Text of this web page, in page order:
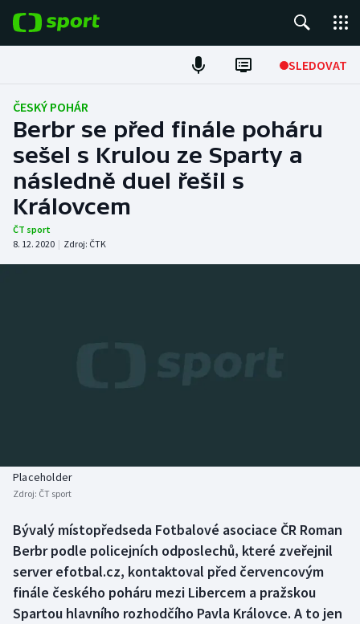
SLEDOVAT
Fotbal
Hokej
Tenis
Atletika
Boby a skeleton
Box
Curling
Dostihy
AZ kvíz
ČESKÝ POHÁR
Berbr se před finále poháru
sešel s Krulou ze Sparty a
následně duel řešil s
Královcem
ČT sport
8. 12. 2020 | Zdroj: ČTK
Placeholder
Zdroj: ČT sport
Bývalý místopředseda Fotbalové asociace ČR Roman
Berbr podle policejních odposlechů, které zveřejnil
server efotbal.cz, kontaktoval před červencovým
finále českého poháru mezi Libercem a pražskou
Spartou hlavního rozhodčího Pavla Královce. A to jen